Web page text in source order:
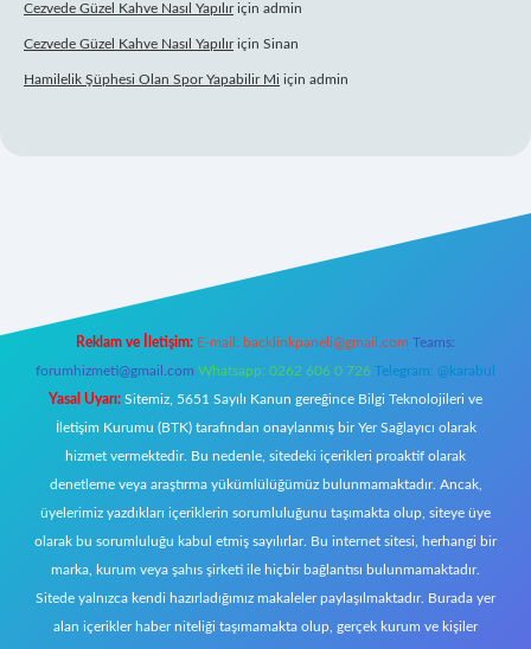
Cezvede Güzel Kahve Nasıl Yapılıriçin admin
Cezvede Güzel Kahve Nasıl Yapılıriçin Sinan
Hamilelik Şüphesi Olan Spor Yapabilir Mi için admin
Reklam ve İletişim: E-mail: backlinkpaneli@gmail.com Teams:
forumhizmeti@gmail.com Whatsapp: 0262 606 0 726 Telegram: @karabul
Yasal Uyarı: Sitemiz, 5651 Sayılı Kanun gereğince Bilgi Teknolojileri ve
İletişim Kurumu (BTK) tarafından onaylanmış bir Yer Sağlayıcı olarak
hizmet vermektedir. Bu nedenle, sitedeki içerikleri proaktif olarak
denetleme veya araştırma yükümlülüğümüz bulunmamaktadır. Ancak,
üyelerimiz yazdıkları içeriklerin sorumluluğunu taşımakta olup, siteye üye
olarak bu sorumluluğu kabul etmiş sayılırlar. Bu internet sitesi, herhangi bir
marka, kurum veya şahıs şirketi ile hiçbir bağlantısı bulunmamaktadır.
Sitede yalnızca kendi hazırladığımız makaleler paylaşılmaktadır. Burada yer
alan içerikler haber niteliği taşımamakta olup, gerçek kurum ve kişiler